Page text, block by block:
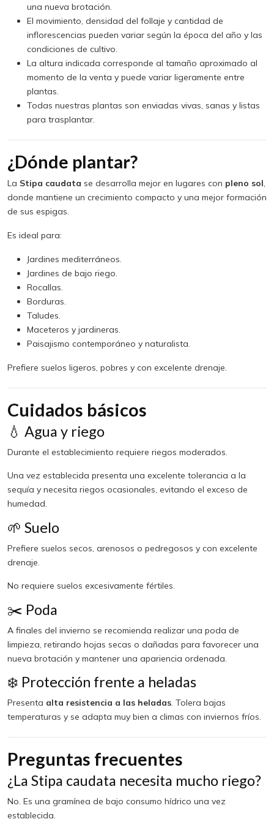
una nueva brotación.
El movimiento, densidad del follaje y cantidad de
inflorescencias pueden variar según la época del año y las
condiciones de cultivo.
La altura indicada corresponde al tamaño aproximado al
momento de la venta y puede variar ligeramente entre
plantas.
Todas nuestras plantas son enviadas vivas, sanas y listas
para trasplantar.
¿Dónde plantar?
La Stipa caudata se desarrolla mejor en lugares con pleno sol,
donde mantiene un crecimiento compacto y una mejor formación
de sus espigas.
Es ideal para:
Jardines mediterráneos.
Jardines de bajo riego.
Rocallas.
Borduras.
Taludes.
Maceteros y jardineras.
Paisajismo contemporáneo y naturalista.
Prefiere suelos ligeros, pobres y con excelente drenaje.
Cuidados básicos
💧 Agua y riego
Durante el establecimiento requiere riegos moderados.
Una vez establecida presenta una excelente tolerancia a la
sequía y necesita riegos ocasionales, evitando el exceso de
humedad.
🌱 Suelo
Prefiere suelos secos, arenosos o pedregosos y con excelente
drenaje.
No requiere suelos excesivamente fértiles.
✂️ Poda
A finales del invierno se recomienda realizar una poda de
limpieza, retirando hojas secas o dañadas para favorecer una
nueva brotación y mantener una apariencia ordenada.
❄️ Protección frente a heladas
Presenta alta resistencia a las heladas. Tolera bajas
temperaturas y se adapta muy bien a climas con inviernos fríos.
Preguntas frecuentes
¿La Stipa caudata necesita mucho riego?
No. Es una gramínea de bajo consumo hídrico una vez
establecida.